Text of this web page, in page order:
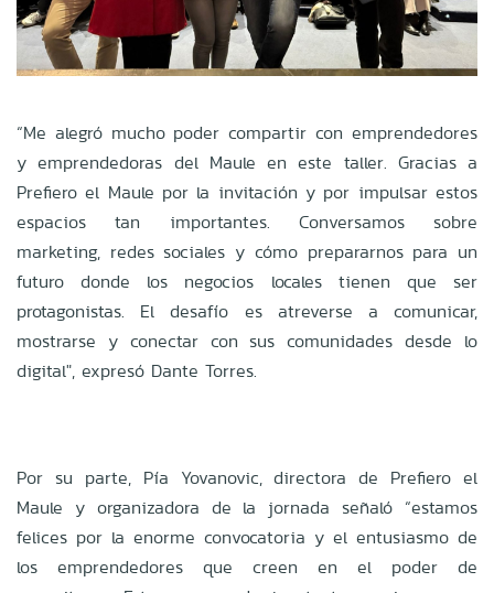
“Me alegró mucho poder compartir con emprendedores
y emprendedoras del Maule en este taller. Gracias a
Prefiero el Maule por la invitación y por impulsar estos
espacios tan importantes. Conversamos sobre
marketing, redes sociales y cómo prepararnos para un
futuro donde los negocios locales tienen que ser
protagonistas. El desafío es atreverse a comunicar,
mostrarse y conectar con sus comunidades desde lo
digital", expresó Dante Torres.
Por su parte, Pía Yovanovic, directora de Prefiero el
Maule y organizadora de la jornada señaló “estamos
felices por la enorme convocatoria y el entusiasmo de
los emprendedores que creen en el poder de